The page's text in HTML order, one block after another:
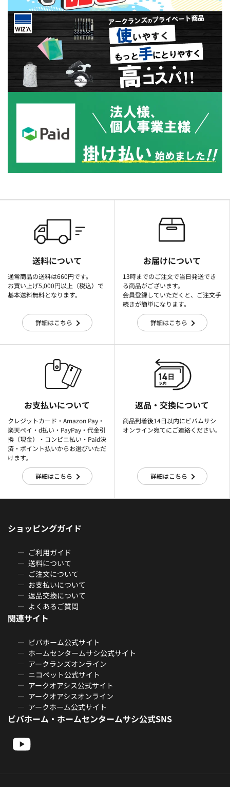
送料について
通常商品の送料は660円です。
お買い上げ5,000円以上（税込）で
基本送料無料となります。
詳細はこちら
お届けについて
13時までのご注文で当日発送でき
る商品がございます。
会員登録していただくと、ご注文手
続きが簡単になります。
詳細はこちら
お支払いについて
クレジットカード・Amazon Pay・
楽天ぺイ・d払い・PayPay・代金引
換（現金）・コンビニ払い・Paid決
済・ポイント払いからお選びいただ
けます。
詳細はこちら
返品・交換について
商品到着後14日以内にビバムサシ
オンライン宛てにご連絡ください。
詳細はこちら
ショッピングガイド
ご利用ガイド
送料について
ご注文について
お支払いについて
返品交換について
よくあるご質問
関連サイト
ビバホーム公式サイト
ホームセンタームサシ公式サイト
アークランズオンライン
ニコペット公式サイト
アークオアシス公式サイト
アークオアシスオンライン
アークホーム公式サイト
ビバホーム・ホームセンタームサシ公式SNS